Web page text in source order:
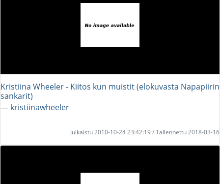
Kristiina Wheeler - Kiitos kun muistit (elokuvasta Napapiirin
sankarit)
― kristiinawheeler
Julkaistu 2010-10-24 23:42:19 / Tallennettu 2018-03-16